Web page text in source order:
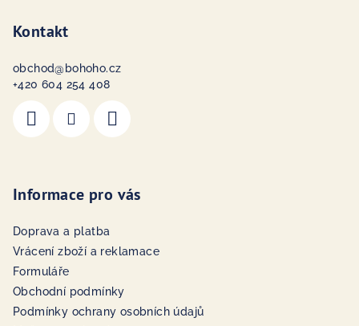
Kontakt
obchod@ bohoho.cz
+420 604 254 408
Informace pro vás
Doprava a platba
Vrácení zboží a reklamace
Formuláře
Obchodní podmínky
Podmínky ochrany osobních údajů